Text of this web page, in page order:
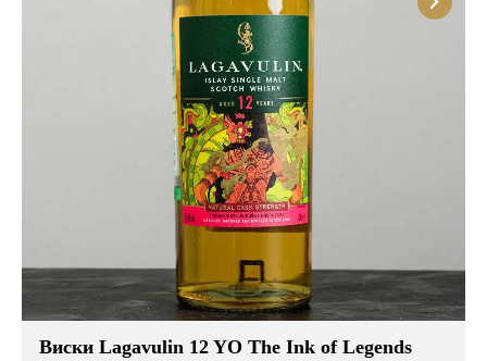
Виски Lagavulin 12 YO The Ink of Legends